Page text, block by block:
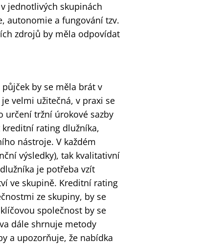
jednotlivých skupinách
autonomie a fungování tzv.
zdrojů by měla odpovídat
by se měla brát v
velmi užitečná, v praxi se
určení tržní úrokové sazby
rating dlužníka,
nástroje. V každém
výsledky), tak kvalitativní
je potřeba vzít
ve skupině. Kreditní rating
ze skupiny, by se
společnost by se
dále shrnuje metody
a upozorňuje, že nabídka